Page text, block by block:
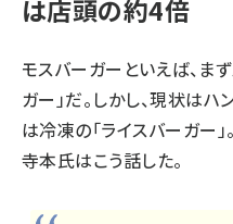
は店頭の約4倍
モスバーガーといえば、ま
ガー」だ。しかし、現状は
は冷凍の「ライスバーガー
寺本氏はこう話した。